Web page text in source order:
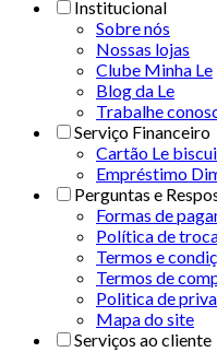
Institucional
Sobre nós
Nossas lojas
Clube Minha Le
Blog da Le
Trabalhe
Serviço Financeiro
Cartão Le
Empréstimo
Perguntas e
Formas de
Política de
Termos e
Termos de
Politica de
Mapa do site
Serviços ao cliente